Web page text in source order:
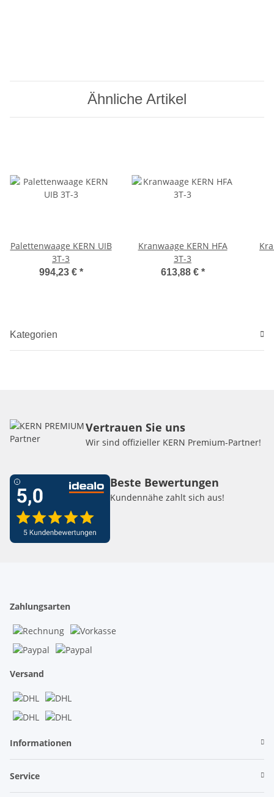
Ähnliche Artikel
Palettenwaage KERN UIB
3T-3
994,23 € *
Kranwaage KERN HFA
3T-3
613,88 € *
Kategorien
Vertrauen Sie uns
Wir sind offizieller KERN Premium-Partner!
Beste Bewertungen
Kundennähe zahlt sich aus!
Zahlungsarten
Versand
Informationen
Service